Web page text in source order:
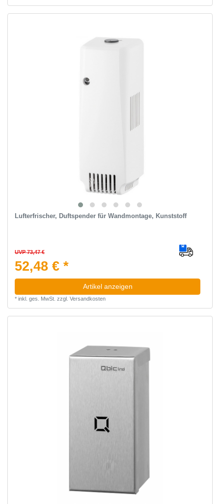
Lufterfrischer, Duftspender für Wandmontage, Kunststoff
UVP 73,47 €
52,48 € *
Artikel anzeigen
* inkl. ges. MwSt. zzgl. Versandkosten